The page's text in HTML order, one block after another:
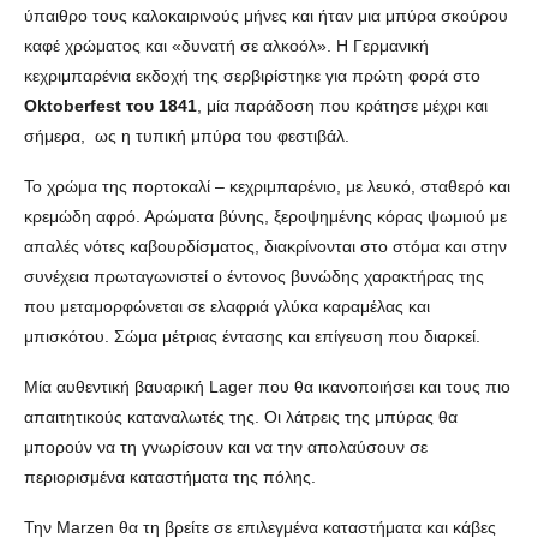
ύπαιθρο τους καλοκαιρινούς μήνες και ήταν μια μπύρα σκούρου
καφέ χρώματος και «δυνατή σε αλκοόλ». Η Γερμανική
κεχριμπαρένια εκδοχή της σερβιρίστηκε για πρώτη φορά στο
Oktoberfest του 1841 , μία παράδοση που κράτησε μέχρι και
σήμερα, ως η τυπική μπύρα του φεστιβάλ.
Το χρώμα της πορτοκαλί – κεχριμπαρένιο, με λευκό, σταθερό και
κρεμώδη αφρό. Αρώματα βύνης, ξεροψημένης κόρας ψωμιού με
απαλές νότες καβουρδίσματος, διακρίνονται στο στόμα και στην
συνέχεια πρωταγωνιστεί ο έντονος βυνώδης χαρακτήρας της
που μεταμορφώνεται σε ελαφριά γλύκα καραμέλας και
μπισκότου. Σώμα μέτριας έντασης και επίγευση που διαρκεί.
Μία αυθεντική βαυαρική Lager που θα ικανοποιήσει και τους πιο
απαιτητικούς καταναλωτές της. Οι λάτρεις της μπύρας θα
μπορούν να τη γνωρίσουν και να την απολαύσουν σε
περιορισμένα καταστήματα της πόλης.
Την Marzen θα τη βρείτε σε επιλεγμένα καταστήματα και κάβες